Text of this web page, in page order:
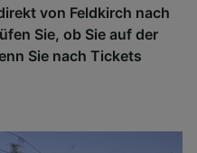
von Feldkirch nach
Sie, ob Sie auf der
Sie nach Tickets